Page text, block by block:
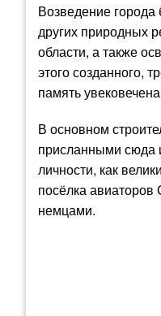
Возведение
других природных
области, а также
этого созданного,
память
В основном
присланными сюда
личности, как
посёлка
немцами.